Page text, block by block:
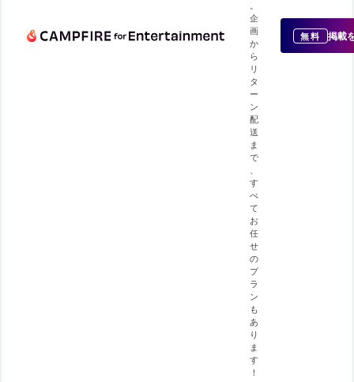
企
画
か
ら
リ
タ
ー
ン
配
送
ま
で
す
べ
て
お
任
せ
の
プ
ラ
ン
も
あ
り
ま
す
！
無料 掲載